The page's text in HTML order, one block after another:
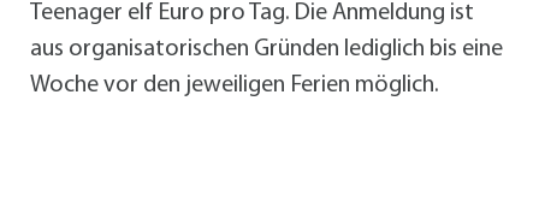
Teenager elf Euro pro Tag. Die Anmeldung ist
aus organisatorischen Gründen lediglich bis eine
Woche vor den jeweiligen Ferien möglich.